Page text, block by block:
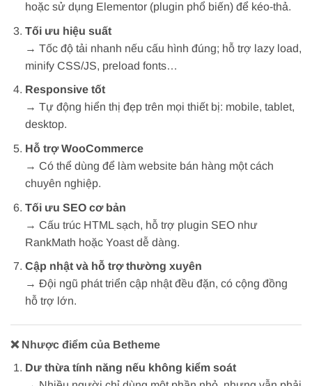
hoặc sử dụng Elementor (plugin phổ biến) để kéo-thả.
Tối ưu hiệu suất
→ Tốc độ tải nhanh nếu cấu hình đúng; hỗ trợ lazy load,
minify CSS/JS, preload fonts…
Responsive tốt
→ Tự động hiển thị đẹp trên mọi thiết bị: mobile, tablet,
desktop.
Hỗ trợ WooCommerce
→ Có thể dùng để làm website bán hàng một cách
chuyên nghiệp.
Tối ưu SEO cơ bản
→ Cấu trúc HTML sạch, hỗ trợ plugin SEO như
RankMath hoặc Yoast dễ dàng.
Cập nhật và hỗ trợ thường xuyên
→ Đội ngũ phát triển cập nhật đều đặn, có cộng đồng
hỗ trợ lớn.
❌ Nhược điểm của Betheme
Dư thừa tính năng nếu không kiểm soát